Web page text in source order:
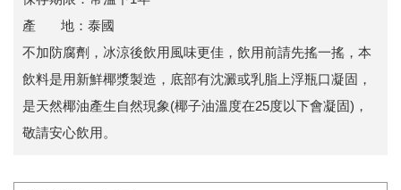
產 地：泰國
不加防腐劑，冰涼後飲用風味更佳，飲用前請先搖一搖，本
飲料是用新鮮椰漿製造，底部有沈澱或乳脂上浮瓶口凝固，
是天然椰油產生自然現象(椰子油溫度在25度以下會凝固)，
敬請安心飲用。